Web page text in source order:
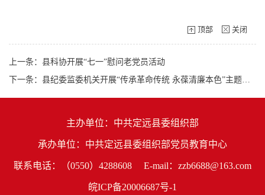
顶部 关闭
上一条：县科协开展“七一”慰问老党员活动
主办单位：中共定远县委组织部
承办单位：中共定远县委组织部党员教育中心
联系电话：（0550）4288608 E-mail：zzb6688@163.com
皖ICP备20006687号-1